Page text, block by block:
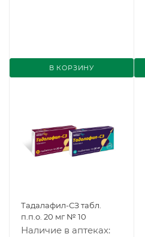
В КОРЗИНУ
Тадалафил-СЗ табл.
п.п.о. 20 мг № 10
Наличие в аптеках: